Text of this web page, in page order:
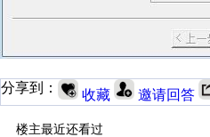
分享到： 收藏 邀请回答
楼主最近还看过